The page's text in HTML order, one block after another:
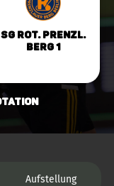
SG Rot. Prenzl.
Berg 1
Aufstellung